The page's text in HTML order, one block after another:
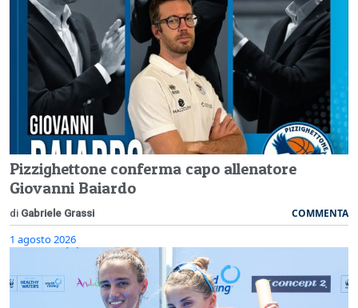
Pizzighettone conferma capo allenatore
Giovanni Baiardo
di Gabriele Grassi COMMENTA
1 agosto 2026